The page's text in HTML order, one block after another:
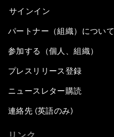
サインイン
パートナー（組織）について
参加する（個人、組織）
プレスリリース登録
ニュースレター購読
連絡先 (英語のみ)